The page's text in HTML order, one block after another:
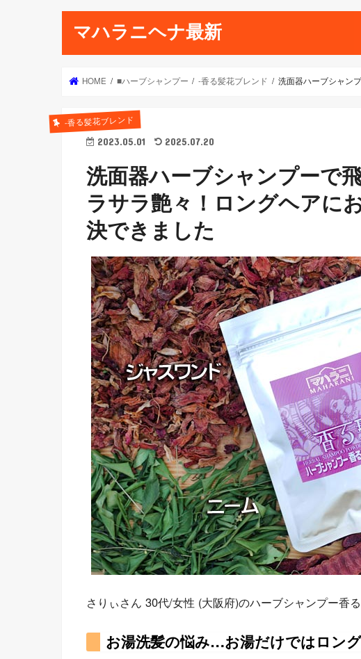
マハラニヘナ最新
HOME ■ハーブシャンプー -香る髪花ブレンド 洗面器ハーブシャン
-香る髪花ブレンド
2023.05.01 2025.07.20
洗面器ハーブシャンプーで
ラサラ艶々！ロングヘアに
決できました
さりぃさん 30代/女性 (大阪府)のハーブシャンプー香
お湯洗髪の悩み…お湯だけではロン